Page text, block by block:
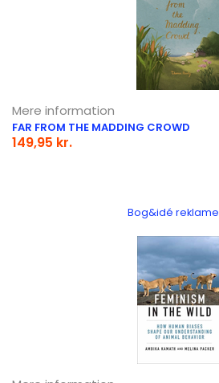
Mere information
FAR FROM THE MADDING CROWD
149,95 kr.
Bog&idé reklame